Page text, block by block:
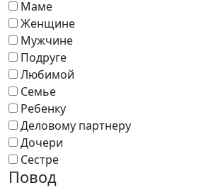
Маме
Женщине
Мужчине
Подруге
Любимой
Семье
Ребенку
Деловому партнеру
Дочери
Сестре
Повод